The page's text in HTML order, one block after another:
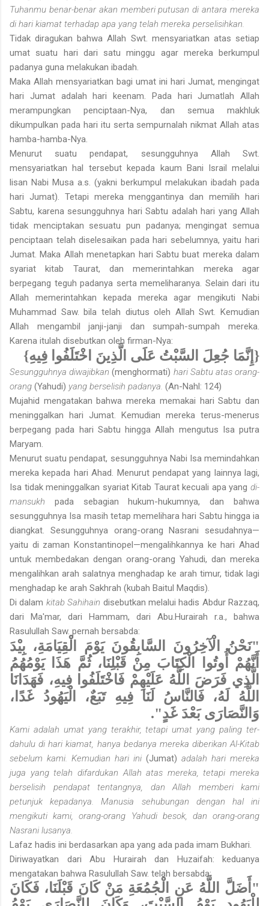
Tuhanmu benar-benar akan memberi putusan di antara mereka
di hari kiamat terhadap apa yang telah mereka perselisihkan.
Tidak diragukan bahwa Allah Swt. mensyariatkan atas setiap
umat suatu hari dari satu minggu agar mereka berkumpul
padanya guna melakukan ibadah.
Maka Allah mensyariatkan bagi umat ini hari Jumat, mengingat
hari Jumat adalah hari keenam. Pada hari Jumatlah Allah
merampung­kan penciptaan-Nya, dan semua makhluk
dikumpulkan pada hari itu serta sempurnalah nikmat Allah atas
hamba-hamba-Nya.
Menurut suatu pendapat, sesungguhnya Allah Swt.
mensyariatkan hal tersebut kepada kaum Bani lsrail melalui
lisan Nabi Musa a.s. (yakni berkumpul melakukan ibadah pada
hari Jumat). Tetapi mereka menggantinya dan memilih hari
Sabtu, karena sesungguhnya hari Sabtu adalah hari yang Allah
tidak menciptakan sesuatu pun padanya; mengingat semua
penciptaan telah diselesaikan pada hari sebelumnya, yaitu hari
Jumat. Maka Allah menetapkan hari Sabtu buat mereka dalam
syariat kitab Taurat, dan memerintahkan mereka agar
berpegang teguh padanya serta memeliharanya. Selain dari itu
Allah memerintahkan kepada mereka agar mengikuti Nabi
Muhammad Saw. bila telah diutus oleh Allah Swt. Kemudian
Allah mengambil janji-janji dan sumpah-sumpah mereka.
Karena itulah disebutkan oleh firman-Nya:
{إِنَّمَا جُعِلَ السَّبْتُ عَلَى الَّذِينَ اخْتَلَفُوا فِيهِ}
Sesungguhnya diwajibkan(menghormati) hari Sabtu atas orang-
orang (Yahudi) yang berselisih padanya. (An-Nahl: 124)
Mujahid mengatakan bahwa mereka memakai hari Sabtu dan
meninggal­kan hari Jumat. Kemudian mereka terus-menerus
berpegang pada hari Sabtu hingga Allah mengutus Isa putra
Maryam.
Menurut suatu pendapat, sesungguhnya Nabi Isa memindahkan
mereka kepada hari Ahad. Menurut pendapat yang lainnya lagi,
Isa tidak meninggalkan syariat Kitab Taurat kecuali apa yang di-
mansukh pada sebagian hukum-hukumnya, dan bahwa
sesungguhnya Isa masih tetap memelihara hari Sabtu hingga ia
diangkat. Sesungguhnya orang-orang Nasrani sesudahnya—
yaitu di zaman Konstantinopel—mengalihkannya ke hari Ahad
untuk membedakan dengan orang-orang Yahudi, dan mereka
mengalihkan arah salatnya menghadap ke arah timur, tidak lagi
menghadap ke arah Sakhrah (kubah Baitul Maqdis).
Di dalam kitab Sahihain disebutkan melalui hadis Abdur Razzaq,
dari Ma'mar, dari Hammam, dari Abu.Hurairah r.a., bahwa
Rasulullah Saw. pernah bersabda:
"نَحْنُ الْآخِرُونَ السَّابِقُونَ يَوْمَ الْقِيَامَةِ، بِيْدَ
أَنَّهُمْ أُوتُوا الْكِتَابَ مِنْ قَبْلِنَا، ثُمَّ هَذَا يَوْمُهُمُ
الَّذِي فَرَضَ اللَّهُ عَلَيْهِمْ فَاخْتَلَفُوا فِيهِ، فَهَدَانَا
اللَّهُ لَهُ، فَالنَّاسُ لَنَا فِيهِ تَبَعٌ، الْيَهُودُ غَدًا،
وَالنَّصَارَى بَعْدَ غَدٍ".
Kami adalah umat yang terakhir, tetapi umat yang paling ter­
dahulu di hari kiamat, hanya bedanya mereka diberikan Al-Kitab
sebelum kami. Kemudian hari ini (Jumat) adalah hari mereka
juga yang telah difardukan Allah atas mereka, tetapi mereka
berselisih pendapat tentangnya, dan Allah memberi kami
petunjuk kepadanya. Manusia sehubungan dengan hal ini
mengikuti kami, orang-orang Yahudi besok, dan orang-orang
Nasrani lusanya.
Lafaz hadis ini berdasarkan apa yang ada pada imam Bukhari.
Diriwayatkan dari Abu Hurairah dan Huzaifah: keduanya
mengata­kan bahwa Rasulullah Saw. telah bersabda:
"أَضَلَّ اللَّهُ عَنِ الْجُمُعَةِ مَنْ كَانَ قَبْلَنَا، فَكَانَ